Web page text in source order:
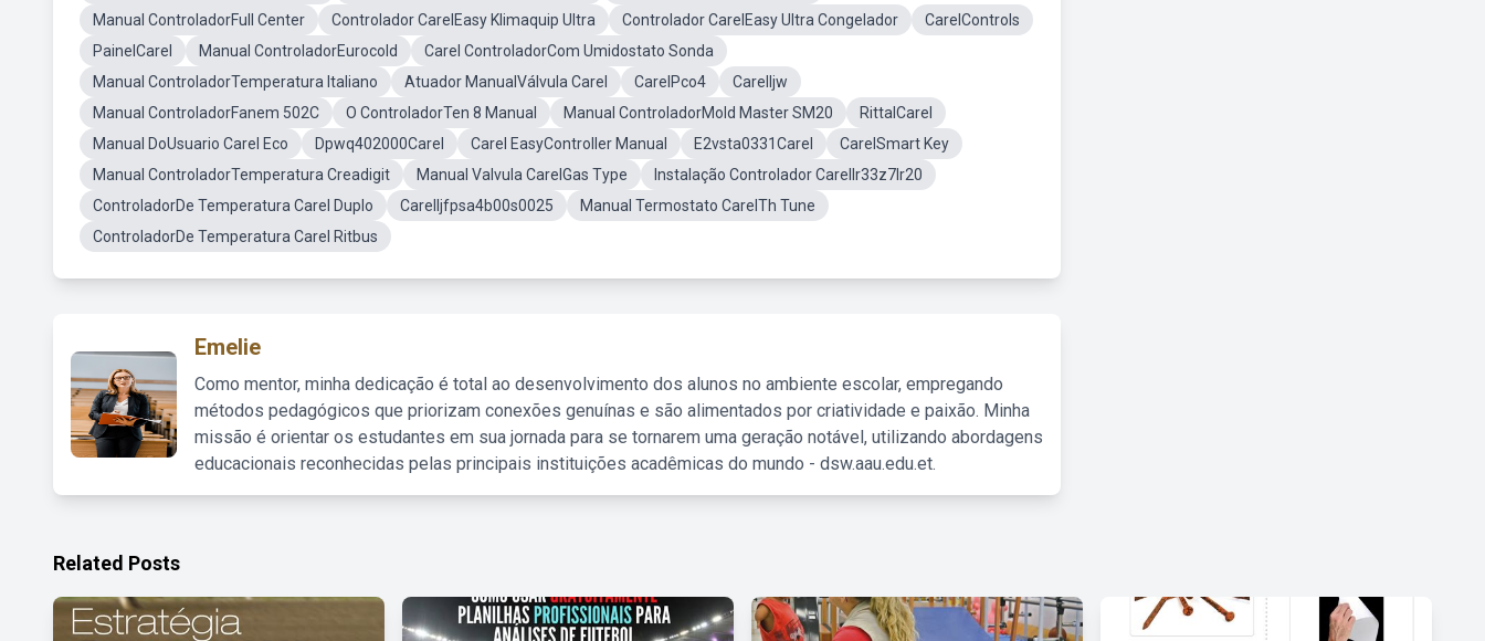
Manual ControladorFull Center
Controlador CarelEasy Klimaquip Ultra Controlador CarelEasy Ultra Congelador
CarelControls
PainelCarel
Manual ControladorEurocold
Carel ControladorCom Umidostato Sonda
Manual ControladorTemperatura Italiano
Atuador ManualVálvula Carel CarelPco4
CarelIjw
Manual ControladorFanem 502C
O ControladorTen 8 Manual Manual ControladorMold Master SM20
RittalCarel
Manual DoUsuario Carel Eco
Dpwq402000Carel Carel EasyController Manual E2vsta0331Carel
CarelSmart Key
Manual ControladorTemperatura Creadigit
Manual Valvula CarelGas Type
Instalação Controlador CarelIr33z7lr20
ControladorDe Temperatura Carel Duplo
CarelIjfpsa4b00s0025
Manual Termostato CarelTh Tune
ControladorDe Temperatura Carel Ritbus
Emelie
Como mentor, minha dedicação é total ao desenvolvimento dos alunos no ambiente escolar, empregando
métodos pedagógicos que priorizam conexões genuínas e são alimentados por criatividade e paixão. Minha
missão é orientar os estudantes em sua jornada para se tornarem uma geração notável, utilizando abordagens
educacionais reconhecidas pelas principais instituições acadêmicas do mundo - dsw.aau.edu.et.
Related Posts